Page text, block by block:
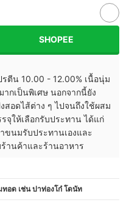
SHOPEE
ตีน 10.00 - 12.00% เนื้อนุ่ม
กเป็นพิเศษ นอกจากนี้ยัง
อดไส้ต่าง ๆ ไปจนถึงใช้ผสม
จุให้เลือกรับประทาน ได้แก่
ขนมรับประทานเองและ
านค้าและร้านอาหาร
อด เช่น ปาท่องโก๋ โดนัท